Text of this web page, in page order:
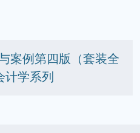
案例第四版（套装全
计学系列